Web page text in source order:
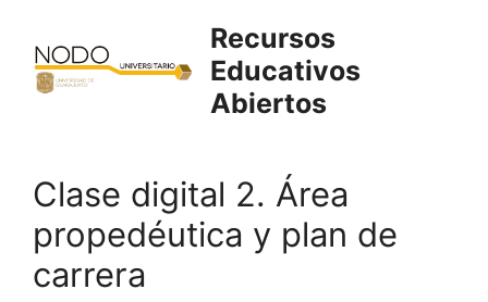
contenido
Recursos
Educativos
Abiertos
Clase digital 2. Área
propedéutica y plan de
carrera